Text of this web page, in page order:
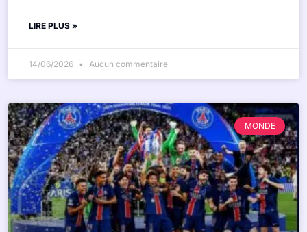
LIRE PLUS »
14/06/2026 Aucun commentaire
MONDE